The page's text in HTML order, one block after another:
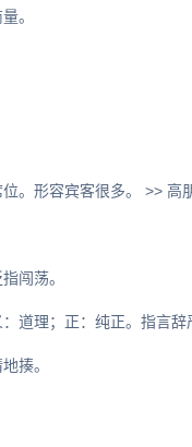
。
。形容宾客很多。 >> 高
闯荡。
道理；正：纯正。指言辞
揍。